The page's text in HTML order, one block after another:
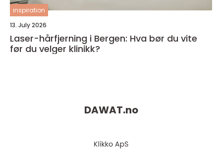
inspiration
13. July 2026
Laser-hårfjerning i Bergen: Hva bør du vite
før du velger klinikk?
DAWAT.no